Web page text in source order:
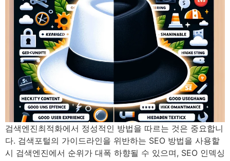
검색엔진최적화에서 정성적인 방법을 따르는 것은 중요합니
다. 검색포털의 가이드라인을 위반하는 SEO 방법을 사용할
시 검색엔진에서 순위가 대폭 하향될 수 있으며, SEO 인덱싱